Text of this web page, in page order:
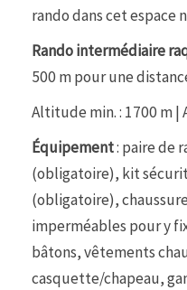
rando dans cet espace
Rando intermédiaire
500 m pour une
Altitude min. : 1700 m |
Équipement: paire de
(obligatoire), kit
(obligatoire),
imperméables pour y
bâtons, vêtements
casquette/chapeau,